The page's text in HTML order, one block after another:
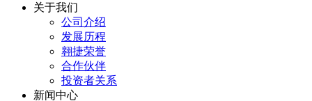
关于我们
公司介绍
发展历程
翱捷荣誉
合作伙伴
投资者关系
新闻中心